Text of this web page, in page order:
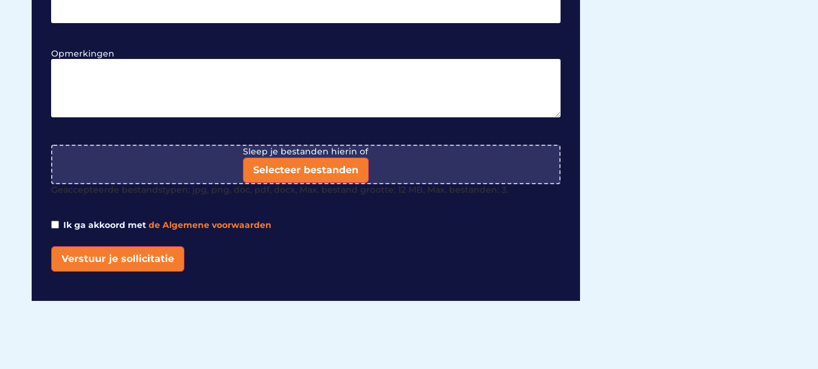
Opmerkingen
File Sleep je bestanden hierin of
Selecteer bestanden
Geaccepteerde bestandstypen: jpg, png, doc, pdf, docx, Max. bestand grootte: 12 MB, Max. bestanden: 3.
Ik ga akkoord met de Algemene voorwaarden
Verstuur je sollicitatie